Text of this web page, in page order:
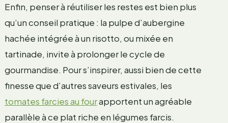
Enfin, penser à réutiliser les restes est bien plus
qu’un conseil pratique : la pulpe d’aubergine
hachée intégrée à un risotto, ou mixée en
tartinade, invite à prolonger le cycle de
gourmandise. Pour s’inspirer, aussi bien de cette
finesse que d’autres saveurs estivales, les
tomates farcies au fourapportent un agréable
parallèle à ce plat riche en légumes farcis.